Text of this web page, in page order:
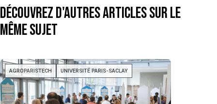
Découvrez d'autres articles sur le
même sujet
AGROPARISTECH UNIVERSITÉ PARIS-SACLAY